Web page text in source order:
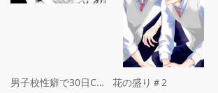
男子校性癖で30日CPチャレンジ 花の盛り＃2